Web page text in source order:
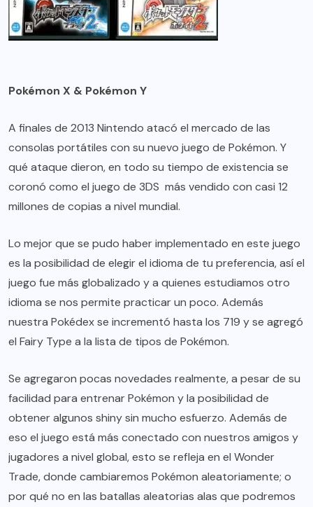
Pokémon X & Pokémon Y
A finales de 2013 Nintendo atacó el mercado de las
consolas portátiles con su nuevo juego de Pokémon. Y
qué ataque dieron, en todo su tiempo de existencia se
coronó como el juego de 3DS más vendido con casi 12
millones de copias a nivel mundial.
Lo mejor que se pudo haber implementado en este juego
es la posibilidad de elegir el idioma de tu preferencia, así el
juego fue más globalizado y a quienes estudiamos otro
idioma se nos permite practicar un poco. Además
nuestra Pokédex se incrementó hasta los 719 y se agregó
el Fairy Type a la lista de tipos de Pokémon.
Se agregaron pocas novedades realmente, a pesar de su
facilidad para entrenar Pokémon y la posibilidad de
obtener algunos shiny sin mucho esfuerzo. Además de
eso el juego está más conectado con nuestros amigos y
jugadores a nivel global, esto se refleja en el Wonder
Trade, donde cambiaremos Pokémon aleatoriamente; o
por qué no en las batallas aleatorias alas que podremos